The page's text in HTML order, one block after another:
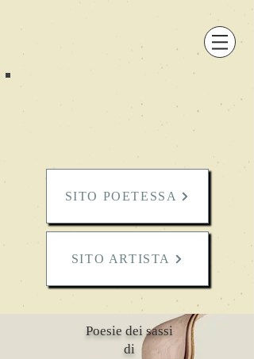
SITO POETESSA
SITO ARTISTA
Poesie dei sassi
di